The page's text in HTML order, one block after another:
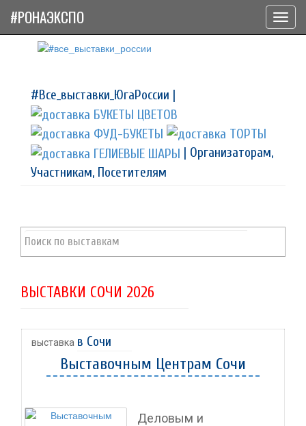
#Все_выставки_ЮгаРоссии |
| Организаторам,
Участникам, Посетителям
ВЫСТАВКИ СОЧИ 2026
Выставочным Центрам Сочи
Деловым и
выставка в Сочи
#РОНАЭКСПО